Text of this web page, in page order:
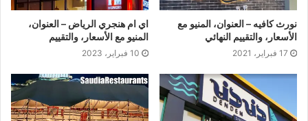
نورث كافيه – العنوان، المنيو مع
الأسعار، والتقييم النهائي
17 فبراير، 2021
اي ام هنجري الرياض – العنوان،
المنيو مع الأسعار، والتقييم
10 فبراير، 2023